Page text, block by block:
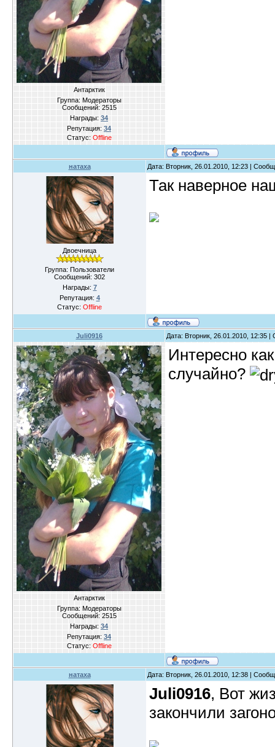
Антарктик
Группа: Модераторы
Сообщений: 2515
Награды: 34
Репутация: 34
Статус: Offline
натаха Дата: Вторник, 26.01.2010, 12:23 |
Двоечница
Группа: Пользователи
Сообщений: 302
Награды: 7
Репутация: 4
Статус: Offline
Так наверное
Juli0916 Дата: Вторник, 26.01.2010, 12:35
Антарктик
Группа: Модераторы
Сообщений: 2515
Награды: 34
Репутация: 34
Статус: Offline
Интересно
случайно?
натаха Дата: Вторник, 26.01.2010, 12:38 |
Juli0916, Вот
закончили